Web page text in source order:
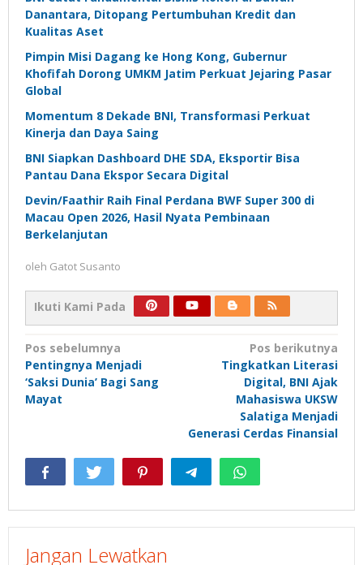
Danantara, Ditopang Pertumbuhan Kredit dan
Kualitas Aset
Pimpin Misi Dagang ke Hong Kong, Gubernur
Khofifah Dorong UMKM Jatim Perkuat Jejaring Pasar
Global
Momentum 8 Dekade BNI, Transformasi Perkuat
Kinerja dan Daya Saing
BNI Siapkan Dashboard DHE SDA, Eksportir Bisa
Pantau Dana Ekspor Secara Digital
Devin/Faathir Raih Final Perdana BWF Super 300 di
Macau Open 2026, Hasil Nyata Pembinaan
Berkelanjutan
oleh Gatot Susanto
Ikuti Kami Pada
Navigasi
pos
Pos sebelumnya
Pentingnya Menjadi
‘Saksi Dunia’ Bagi Sang
Mayat
Pos berikutnya
Tingkatkan Literasi
Digital, BNI Ajak
Mahasiswa UKSW
Salatiga Menjadi
Generasi Cerdas Finansial
Jangan Lewatkan